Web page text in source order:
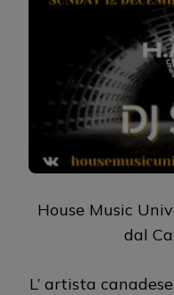
House Music
dal
L’ artista